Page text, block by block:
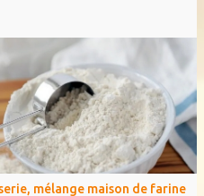
mélange maison de farine